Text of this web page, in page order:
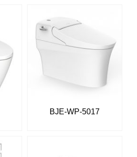
BJE-WP-5017